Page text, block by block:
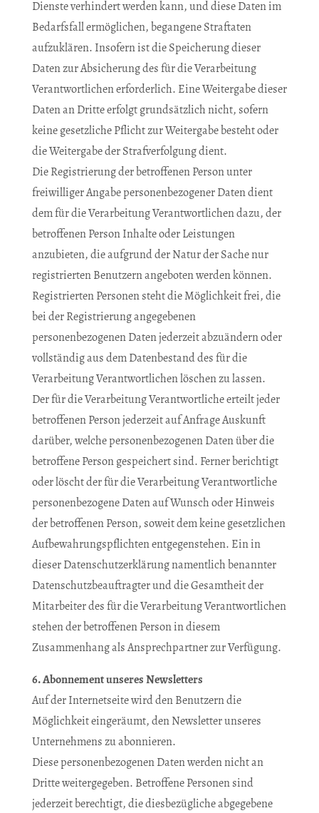
Dienste verhindert werden kann, und diese Daten im
Bedarfsfall ermöglichen, begangene Straftaten
aufzuklären. Insofern ist die Speicherung dieser
Daten zur Absicherung des für die Verarbeitung
Verantwortlichen erforderlich. Eine Weitergabe dieser
Daten an Dritte erfolgt grundsätzlich nicht, sofern
keine gesetzliche Pflicht zur Weitergabe besteht oder
die Weitergabe der Strafverfolgung dient.
Die Registrierung der betroffenen Person unter
freiwilliger Angabe personenbezogener Daten dient
dem für die Verarbeitung Verantwortlichen dazu, der
betroffenen Person Inhalte oder Leistungen
anzubieten, die aufgrund der Natur der Sache nur
registrierten Benutzern angeboten werden können.
Registrierten Personen steht die Möglichkeit frei, die
bei der Registrierung angegebenen
personenbezogenen Daten jederzeit abzuändern oder
vollständig aus dem Datenbestand des für die
Verarbeitung Verantwortlichen löschen zu lassen.
Der für die Verarbeitung Verantwortliche erteilt jeder
betroffenen Person jederzeit auf Anfrage Auskunft
darüber, welche personenbezogenen Daten über die
betroffene Person gespeichert sind. Ferner berichtigt
oder löscht der für die Verarbeitung Verantwortliche
personenbezogene Daten auf Wunsch oder Hinweis
der betroffenen Person, soweit dem keine gesetzlichen
Aufbewahrungspflichten entgegenstehen. Ein in
dieser Datenschutzerklärung namentlich benannter
Datenschutzbeauftragter und die Gesamtheit der
Mitarbeiter des für die Verarbeitung Verantwortlichen
stehen der betroffenen Person in diesem
Zusammenhang als Ansprechpartner zur Verfügung.
6. Abonnement unseres Newsletters
Auf der Internetseite wird den Benutzern die
Möglichkeit eingeräumt, den Newsletter unseres
Unternehmens zu abonnieren.
Diese personenbezogenen Daten werden nicht an
Dritte weitergegeben. Betroffene Personen sind
jederzeit berechtigt, die diesbezügliche abgegebene